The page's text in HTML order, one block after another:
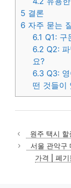
5 결론
6 자주 묻는
6.1 Q1: 구
6.2 Q2:
요?
6.3 Q3:
떤 것들이
원주 택시
서울 관악구
가격 | 폐